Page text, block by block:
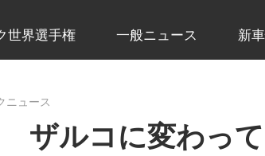
イ
世界選手権 一般ニュース 新
ニュース
ザルコに変わっ